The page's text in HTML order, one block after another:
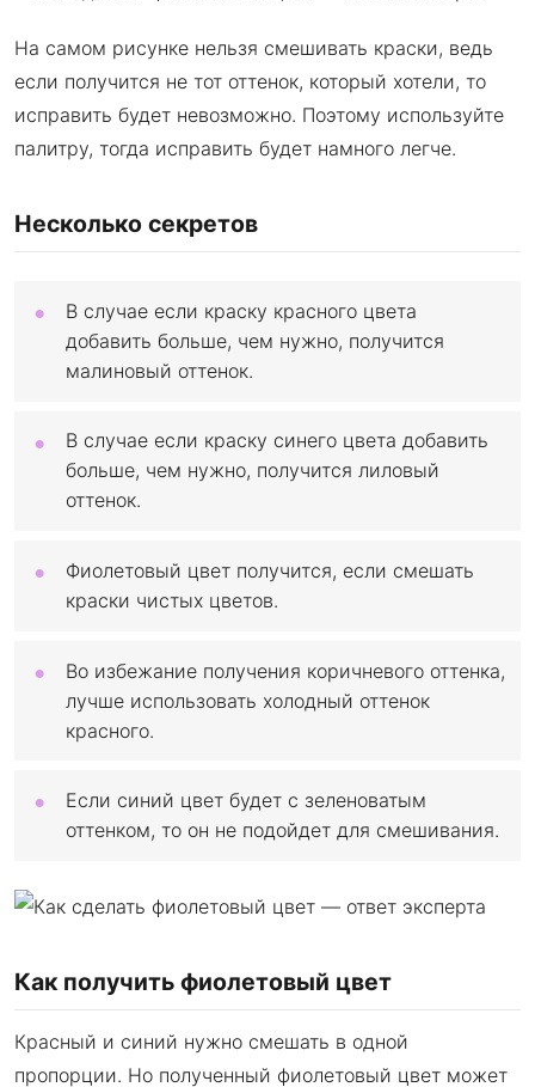
На самом рисунке нельзя смешивать краски, ведь
если получится не тот оттенок, который хотели, то
исправить будет невозможно. Поэтому используйте
палитру, тогда исправить будет намного легче.
Несколько секретов
В случае если краску красного цвета
добавить больше, чем нужно, получится
малиновый оттенок.
В случае если краску синего цвета добавить
больше, чем нужно, получится лиловый
оттенок.
Фиолетовый цвет получится, если смешать
краски чистых цветов.
Во избежание получения коричневого оттенка,
лучше использовать холодный оттенок
красного.
Если синий цвет будет с зеленоватым
оттенком, то он не подойдет для смешивания.
Как получить фиолетовый цвет
Красный и синий нужно смешать в одной
пропорции. Но полученный фиолетовый цвет может